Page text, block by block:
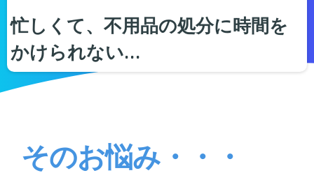
忙しくて、不用品の処分に時間を
かけられない…
そのお悩み・・・